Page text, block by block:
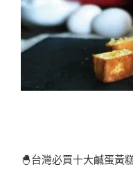
🐣台灣必買十大鹹蛋黃